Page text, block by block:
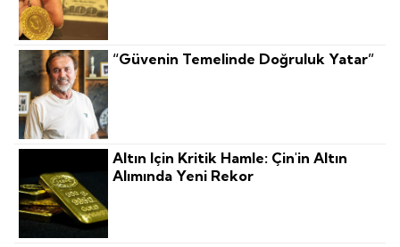
“Güvenin Temelinde Doğruluk Yatar”
Altın Için Kritik Hamle: Çin'in Altın
Alımında Yeni Rekor